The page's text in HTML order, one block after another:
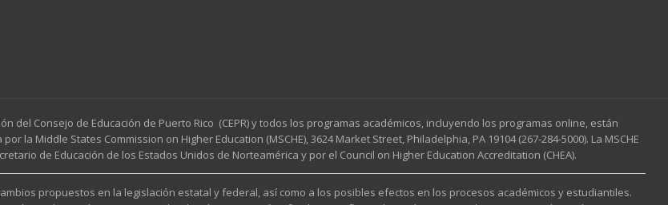
del Consejo de Educación de Puerto Rico (CEPR) y todos los programas académicos, incluyendo los programas online, están
Middle States Commission on Higher Education (MSCHE), 3624 Market Street, Philadelphia, PA 19104 (267-284-5000). La MSCHE
de Educación de los Estados Unidos de Norteamérica y por el Council on Higher Education Accreditation (CHEA).
propuestos en la legislación estatal y federal, así como a los posibles efectos en los procesos académicos y estudiantiles.